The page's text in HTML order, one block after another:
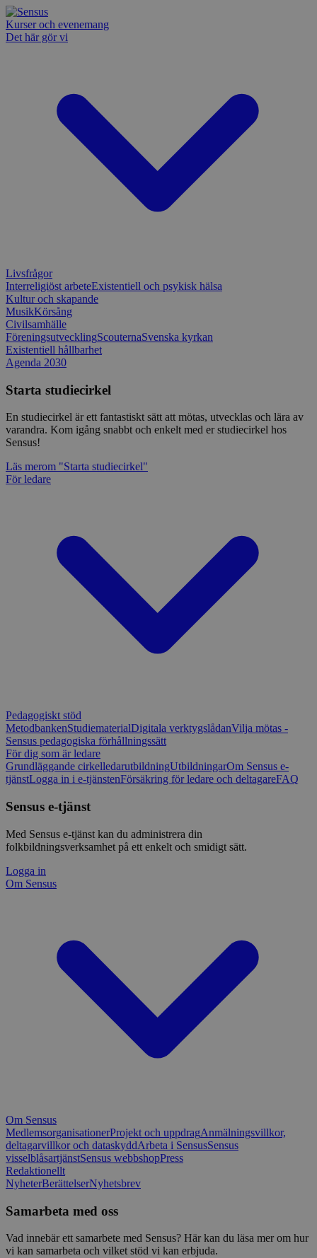
Kurser och evenemang
Det här gör vi
Livsfrågor
Interreligiöst arbeteExistentiell och psykisk hälsa
Kultur och skapande
MusikKörsång
Civilsamhälle
FöreningsutvecklingScouternaSvenska kyrkan
Existentiell hållbarhet
Agenda 2030
Starta studiecirkel
En studiecirkel är ett fantastiskt sätt att mötas, utvecklas och lära av
varandra. Kom igång snabbt och enkelt med er studiecirkel hos
Sensus!
Läs merom "Starta studiecirkel"
För ledare
Pedagogiskt stöd
MetodbankenStudiematerialDigitala verktygslådanVilja mötas -
Sensus pedagogiska förhållningssätt
För dig som är ledare
Grundläggande cirkelledarutbildningUtbildningarOm Sensus e-
tjänstLogga in i e-tjänstenFörsäkring för ledare och deltagareFAQ
Sensus e-tjänst
Med Sensus e-tjänst kan du administrera din
folkbildningsverksamhet på ett enkelt och smidigt sätt.
Logga in
Om Sensus
Om Sensus
MedlemsorganisationerProjekt och uppdragAnmälningsvillkor,
deltagarvillkor och dataskyddArbeta i SensusSensus
visselblåsartjänstSensus webbshopPress
Redaktionellt
NyheterBerättelserNyhetsbrev
Samarbeta med oss
Vad innebär ett samarbete med Sensus? Här kan du läsa mer om hur
vi kan samarbeta och vilket stöd vi kan erbjuda.